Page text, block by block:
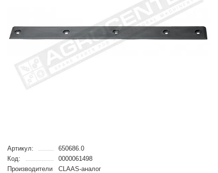
Артикул:
650686.0
Код:
0000061498
Производители
CLAAS-аналог